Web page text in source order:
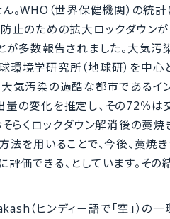
。WHO（世界保健機関）の統
止のための拡大ロックダウ
が多数報告されました。大気
境学研究所（地球研）を中
気汚染の過酷な都市であるイ
の変化を推定し、その72％
そらくロックダウン解消後の藁
法を用いることで、今後、藁
価できる、としています。
（ヒンディー語で「空」）の